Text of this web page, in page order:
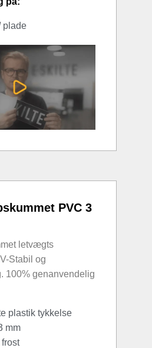
plade
PVC 3
letvægts
Stabil og
100% genanvendelig
plastik tykkelse
mm